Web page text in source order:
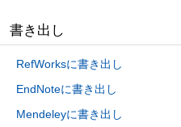
書き出し
RefWorksに書き出し
EndNoteに書き出し
Mendeleyに書き出し